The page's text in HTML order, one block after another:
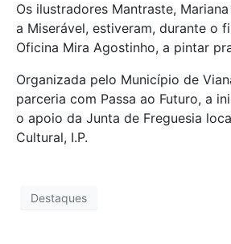
Os ilustradores Mantraste,
a Miserável, estiveram, durante o
Oficina Mira Agostinho, a pintar
Organizada pelo Município de
parceria com Passa ao Futuro, a
o apoio da Junta de Freguesia
Cultural, I.P.
Destaques